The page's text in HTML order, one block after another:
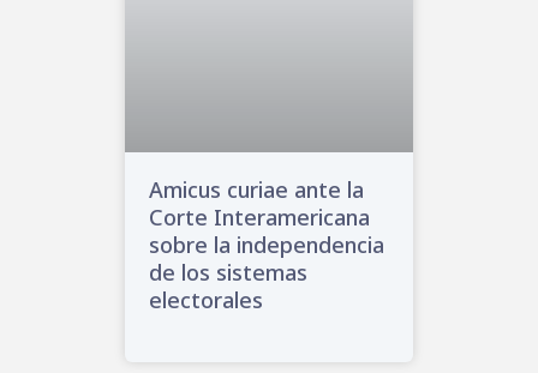
Amicus curiae ante la
Corte Interamericana
sobre la independencia
de los sistemas
electorales